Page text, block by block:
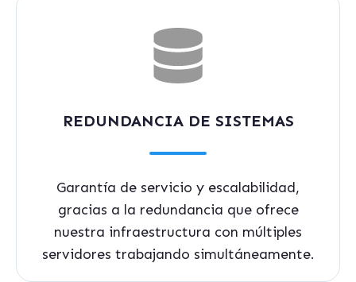
REDUNDANCIA DE SISTEMAS
Garantía de servicio y escalabilidad,
gracias a la redundancia que ofrece
nuestra infraestructura con múltiples
servidores trabajando simultáneamente.